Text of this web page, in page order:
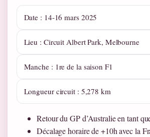
Date : 14-16 mars 2025
Lieu : Circuit Albert Park, Melbourne
Manche : 1re de la saison F1
Longueur circuit : 5,278 km
Retour du GP d’Australie en tant
Décalage horaire de +10h avec la